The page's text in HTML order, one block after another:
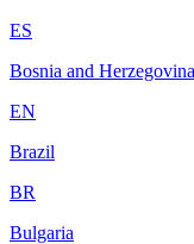
ES
Bosnia and Herzegovina
EN
Brazil
BR
Bulgaria